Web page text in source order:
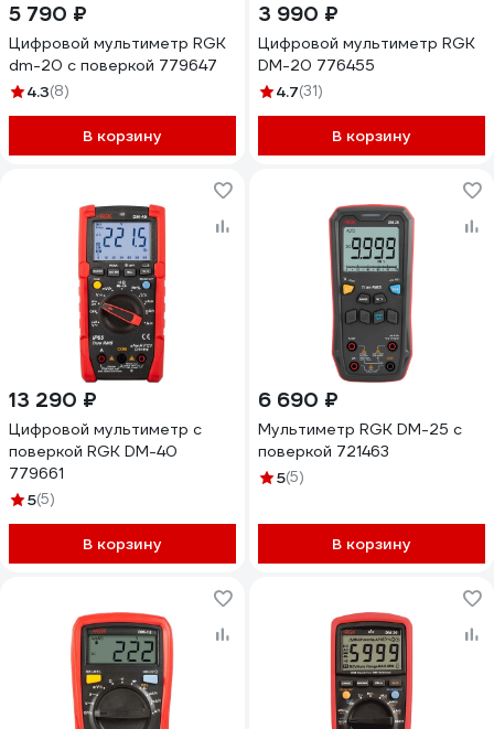
5 790 ₽
Цифровой мультиметр RGK
dm-20 с поверкой 779647
4.3(8)
В корзину
3 990 ₽
Цифровой мультиметр RGK
DM-20 776455
4.7(31)
В корзину
13 290 ₽
Цифровой мультиметр с
поверкой RGK DM-40
779661
5(5)
В корзину
6 690 ₽
Мультиметр RGK DM-25 с
поверкой 721463
5(5)
В корзину